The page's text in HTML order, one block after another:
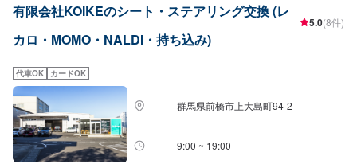
有限会社KOIKEのシート・ステアリング交換 (レ
カロ・MOMO・NALDI・持ち込み)
5.0(8件)
代車OK カードOK
群馬県前橋市上大島町94-2
9:00 ~ 19:00